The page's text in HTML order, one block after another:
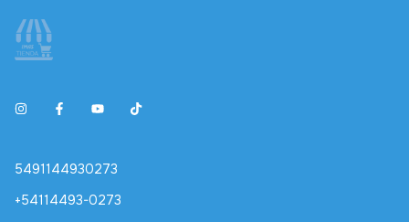
5491144930273
+54114493-0273